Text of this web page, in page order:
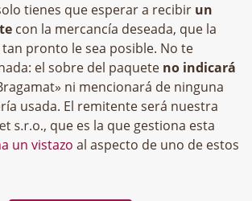
tienes que esperar a recibir un
con la mercancía deseada, que la
pronto le sea posible. No te
el sobre del paquete no indicará
ni mencionará de ninguna
usada. El remitente será nuestra
, que es la que gestiona esta
un vistazo al aspecto de uno de estos